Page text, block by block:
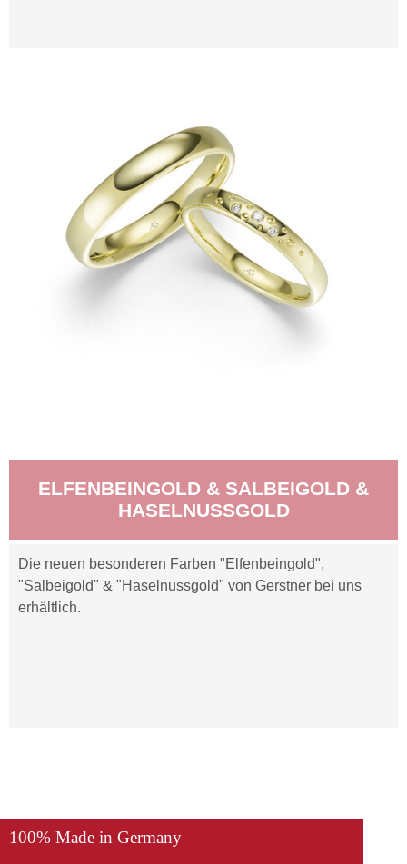
ELFENBEINGOLD & SALBEIGOLD &
HASELNUSSGOLD
Die neuen besonderen Farben "Elfenbeingold",
"Salbeigold" & "Haselnussgold" von Gerstner bei uns
erhältlich.
100% Made in Germany